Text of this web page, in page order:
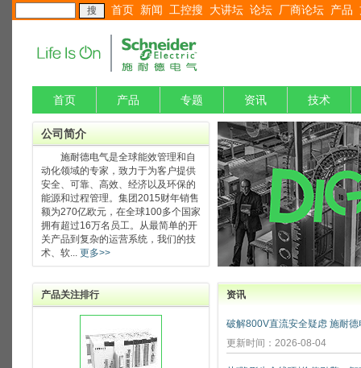
首页 新闻 工控搜 大讲坛 论坛 厂商论坛 产品
首页 产品 专题 资讯 技术
公司简介
施耐德电气是全球能效管理和自
动化领域的专家，致力于为客户提供
安全、可靠、高效、经济以及环保的
能源和过程管理。集团2015财年销售
额为270亿欧元，在全球100多个国家
拥有超过16万名员工。从最简单的开
关产品到复杂的运营系统，我们的技
术、软... 更多>>
产品关注排行 资讯
更新时间：2026-08-04